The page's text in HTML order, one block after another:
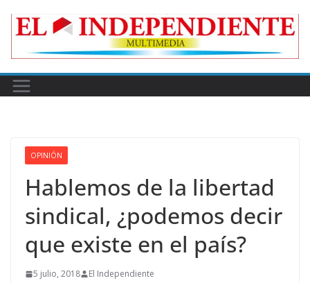
OPINIÓN
Hablemos de la libertad
sindical, ¿podemos decir
que existe en el país?
5 julio, 2018 El Independiente